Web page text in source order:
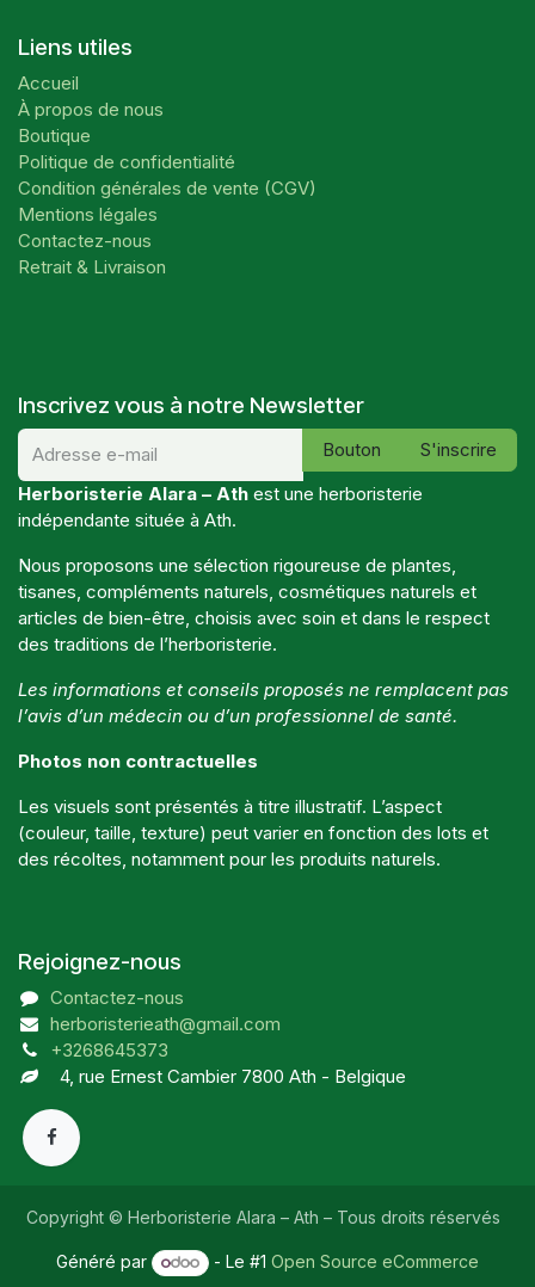
Liens utiles
Accueil
À propos de nous
Boutique
Politique de confidentialité
Condition générales de vente (CGV)
Mentions légales
Contactez-nous
Retrait & Livraison
Inscrivez vous à notre Newsletter
Bouton
S'inscrire
Herboristerie Alara – Ath est une herboristerie
indépendante située à Ath.
Nous proposons une sélection rigoureuse de plantes,
tisanes, compléments naturels, cosmétiques naturels et
articles de bien-être, choisis avec soin et dans le respect
des traditions de l’herboristerie.
Les informations et conseils proposés ne remplacent pas
l’avis d’un médecin ou d’un professionnel de santé.
Photos non contractuelles
Les visuels sont présentés à titre illustratif. L’aspect
(couleur, taille, texture) peut varier en fonction des lots et
des récoltes, notamment pour les produits naturels.
Rejoignez-nous
Contactez-nous
herboristerieath@gmail.com
+3268645373
4, rue Ernest Cambier 7800 Ath - Belgique
Copyright © Herboristerie Alara – Ath – Tous droits réservés
Généré par - Le #1Open Source eCommerce